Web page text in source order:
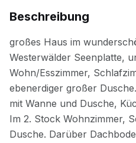
Beschreibung